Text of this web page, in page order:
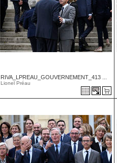
RIVA_LPREAU_GOUVERNEMENT_413 ...
Lionel Préau